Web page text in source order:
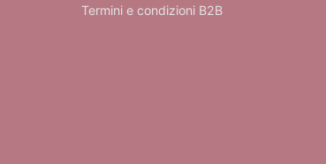
Termini e condizioni B2B